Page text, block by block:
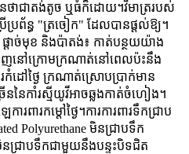
មិនថាជាតង់តូច ឬធំក៏ដោយ។វិមាត្ររបស់
ើប្រព័ន្ធ "ត្រចៀក" ដែលបានផ្តល់ឱ្យ។
ផ្តាច់មុខ និងប៉ាតង់៖ កាត់បន្ថយយ៉ាង
នៅក្រោមក្រណាត់នៅពេលប៉ះនឹង
កំដៅថ្ងៃ ក្រណាត់ស្រោបប្រាក់មាន
ននៃកាំរស្មីយូវីអាចឆ្លងកាត់ចំហៀង។
រពារកម្តៅថ្ងៃ។ការការពារទឹកជ្រាប
Polyurethane មិនជ្រាបទឹក
នជ្រាបទឹកជាមួយនឹងបន្ទះបិទជិត